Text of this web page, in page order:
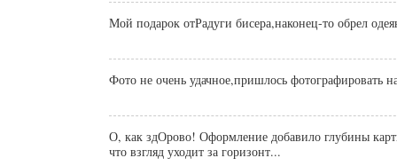
Мой подарок отРадуги бисера,наконец-то обрел
Фото не очень удачное,пришлось фотографировать
О, как здОрово! Оформление добавило глубины
что взгляд уходит за горизонт...